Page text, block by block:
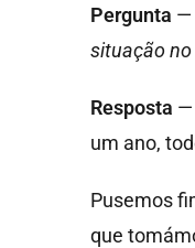
Pergunta —
situação
Resposta —
um ano,
Pusemos
que